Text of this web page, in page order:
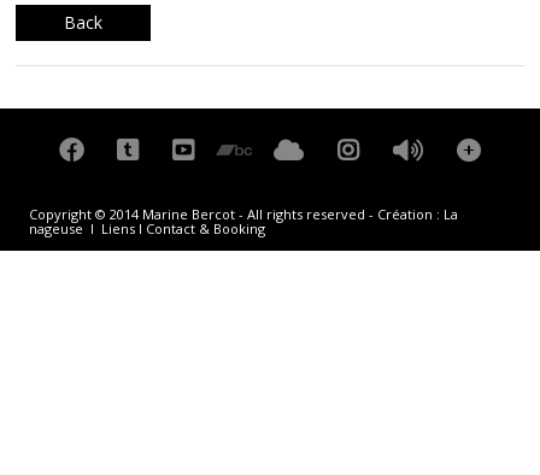
Back
Copyright © 2014 Marine Bercot - All rights reserved - Création : La
nageuse I Liens I Contact & Booking